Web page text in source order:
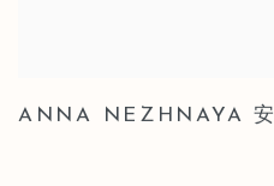
ANNA NEZHNAYA 安